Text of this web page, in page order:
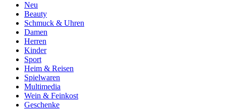
Neu
Beauty
Schmuck & Uhren
Damen
Herren
Kinder
Sport
Heim & Reisen
Spielwaren
Multimedia
Wein & Feinkost
Geschenke